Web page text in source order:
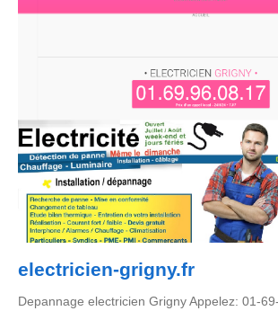
electricien-grigny.fr
Depannage electricien Grigny Appelez: 01-